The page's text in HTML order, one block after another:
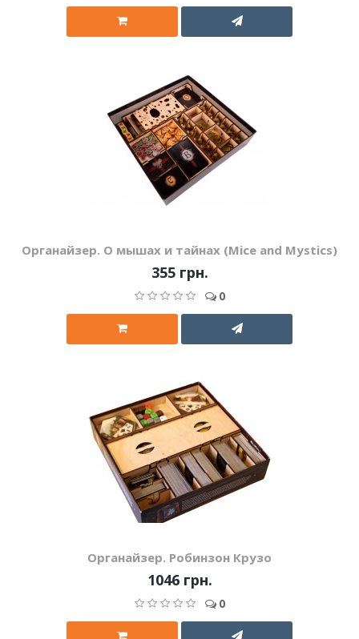
Органайзер. О мышах и тайнах (Mice and Mystics)
355 грн.
0
Органайзер. Робинзон Крузо
1046 грн.
0